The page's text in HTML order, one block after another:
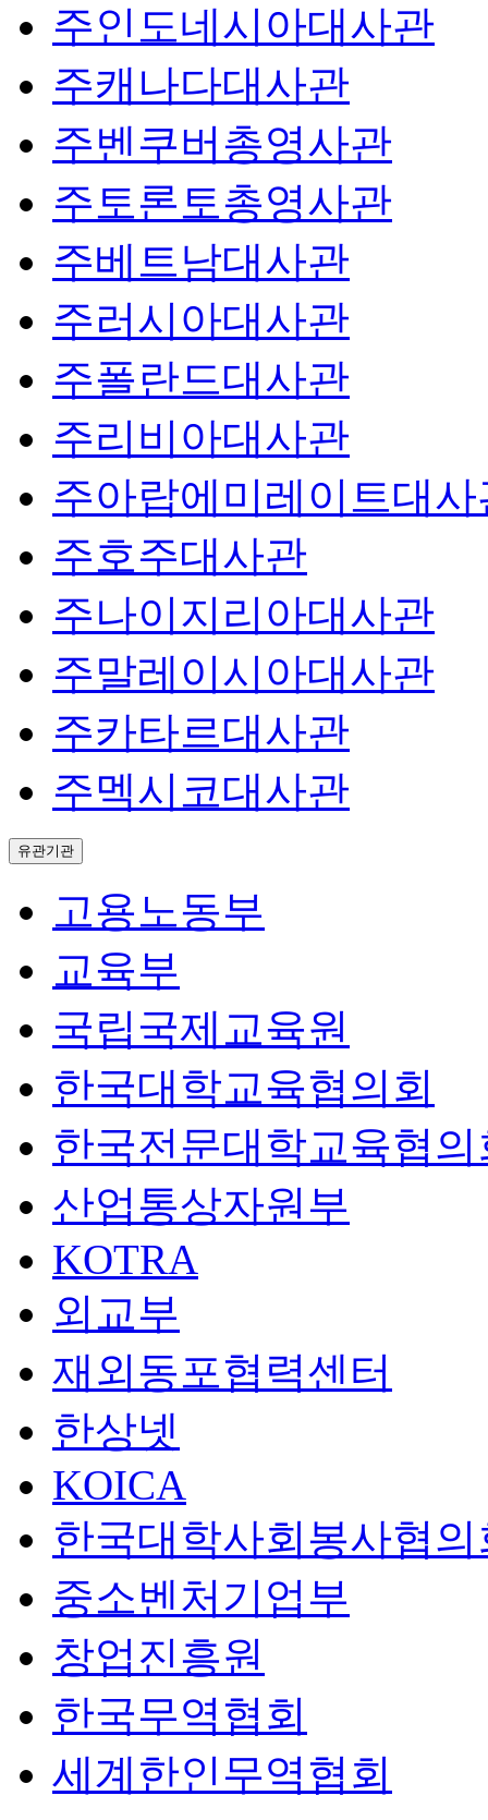
주인도네시아대사관
주캐나다대사관
주벤쿠버총영사관
주토론토총영사관
주베트남대사관
주러시아대사관
주폴란드대사관
주리비아대사관
주아랍에미레이트대사
주호주대사관
주나이지리아대사관
주말레이시아대사관
주카타르대사관
주멕시코대사관
유관기관
고용노동부
교육부
국립국제교육원
한국대학교육협의회
한국전문대학교육협의
산업통상자원부
KOTRA
외교부
재외동포협력센터
한상넷
KOICA
한국대학사회봉사협의
중소벤처기업부
창업진흥원
한국무역협회
세계한인무역협회